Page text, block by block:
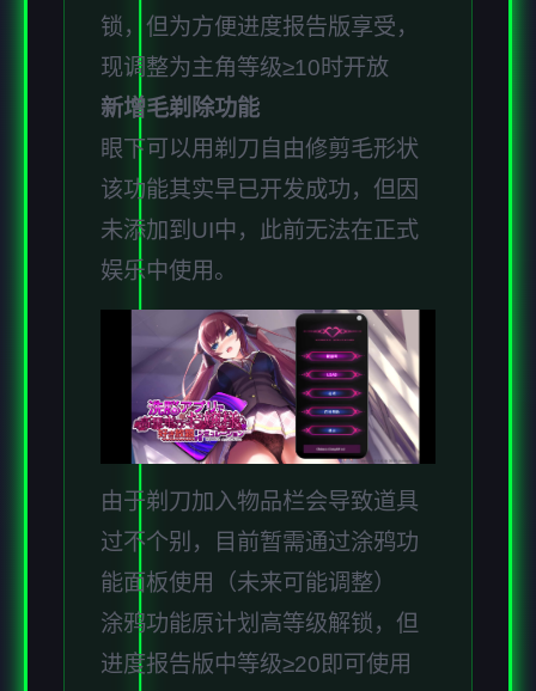
锁，但为方便进度报告版享受，
现调整为主角等级≥10时开放
新增毛剃除功能
眼下可以用剃刀自由修剪毛形状
该功能其实早已开发成功，但因
未添加到UI中，此前无法在正式
娱乐中使用。
由于剃刀加入物品栏会导致道具
过不个别，目前暂需通过涂鸦功
能面板使用（未来可能调整）
涂鸦功能原计划高等级解锁，但
进度报告版中等级≥20即可使用